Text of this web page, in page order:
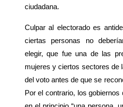
ciudadana.
Culpar al electorado es
ciertas personas no
elegir, que fue una de las
mujeres y ciertos sectores de
del voto antes de que se
Por el contrario, los